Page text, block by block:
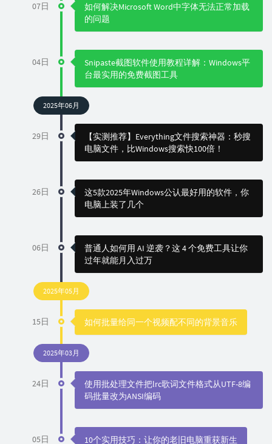
07日
如何解决Microsoft Word中字体无法正常加载
的问题
04日
Snipaste截图软件使用教程详解：Windows平
台最实用的免费截图工具
2025年06月
29日
【实测推荐】Everything文件搜索神器：秒搜
电脑文件，比Windows搜索快100倍！
26日
这5款2025年Windows公认最好用的软件，你
电脑上装了几个
06日
普通人如何用 AI 逆袭？这 4 个免费工具让你
过年就能月入过万
2025年05月
15日 如何批量给同一个视频配不同的背景音乐
2025年03月
24日
使用批处理文件把lrc歌词文件格式从UTF-8编
码批量改为ANSI编码
05日 10个实用技巧：让你的老旧电脑重获新生